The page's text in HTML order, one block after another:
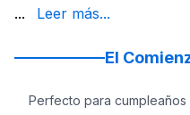
permite personalizar el
... Leer más...
El
Perfecto para